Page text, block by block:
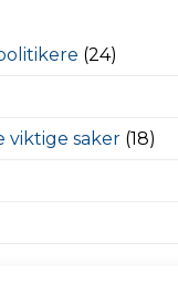
(24)
viktige saker (18)